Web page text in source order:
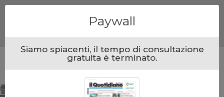
Paywall
Siamo spiacenti, il tempo di consultazione
gratuita è terminato.